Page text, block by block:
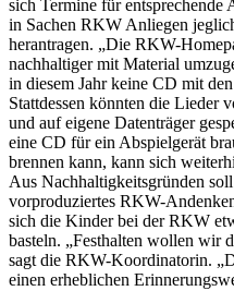
sich Termine für entsprechende
in Sachen RKW Anliegen
herantragen. „Die RKW-
nachhaltiger mit Material
in diesem Jahr keine CD mit
Stattdessen könnten die Lieder
und auf eigene Datenträger
eine CD für ein Abspielgerät
brennen kann, kann sich
Aus Nachhaltigkeitsgründen
vorproduziertes RKW-
sich die Kinder bei der RKW
basteln. „Festhalten wollen wir
sagt die RKW-Koordinatorin.
einen erheblichen